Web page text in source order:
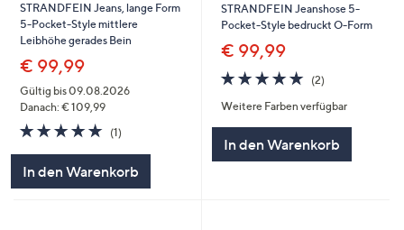
STRANDFEIN Jeans, lange Form
5-Pocket-Style mittlere
Leibhöhe gerades Bein
€ 99,99
Gültig bis 09.08.2026
Danach: € 109,99
5.0
von
(1)1
In den Warenkorb
STRANDFEIN Jeanshose 5-
Pocket-Style bedruckt O-Form
€ 99,99
5.0
von
5
(2)2
Weitere Farben verfügbar
In den Warenkorb